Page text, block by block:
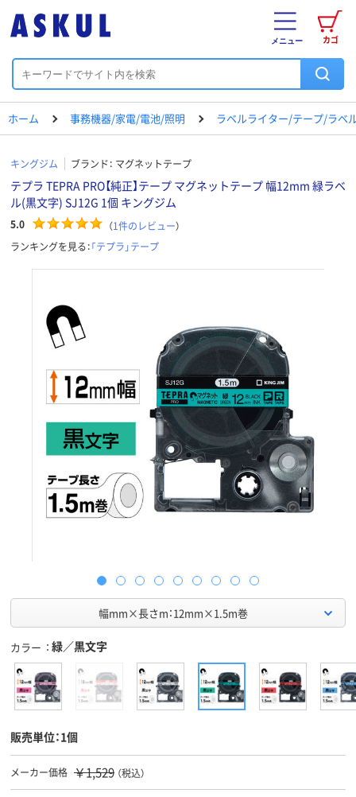
カゴ
メニュー
ホーム 事務機器/家電/電池/照明 ラベルライター/テープ/ラベ
キングジム ブランド： マグネットテープ
テプラ TEPRA PRO【純正】テープ マグネットテープ 幅12mm 緑ラベ
ル(黒文字) SJ12G 1個 キングジム
5.0 （1件のレビュー）
ランキングを見る：「テプラ」テープ
幅mm×長さm：12mm×1.5m巻
カラー 緑／黒文字
販売単位：1個
メーカー価格 ￥1,529 （税込）